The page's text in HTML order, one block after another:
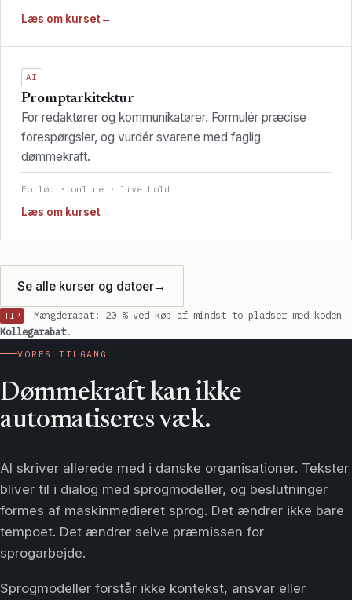
Læs om kurset→
AI
Promptarkitektur
For redaktører og kommunikatører. Formulér præcise
forespørgsler, og vurdér svarene med faglig
dømmekraft.
Forløb · online · live hold
Læs om kurset→
Se alle kurser og datoer→
TIP
Mængderabat: 20 % ved køb af mindst to pladser med koden
Kollegarabat.
VORES TILGANG
Dømmekraft kan ikke
automatiseres væk.
AI skriver allerede med i danske organisationer. Tekster
bliver til i dialog med sprogmodeller, og beslutninger
formes af maskinmedieret sprog. Det ændrer ikke bare
tempoet. Det ændrer selve præmissen for
sprogarbejde.
Sprogmodeller forstår ikke kontekst, ansvar eller